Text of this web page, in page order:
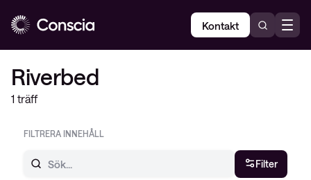
Kontakt
Riverbed
1 träff
FILTRERA INNEHÅLL
Filter